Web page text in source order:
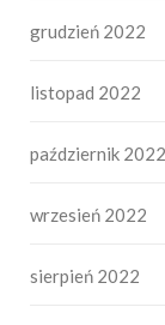
grudzień 2022
listopad 2022
październik 2022
wrzesień 2022
sierpień 2022